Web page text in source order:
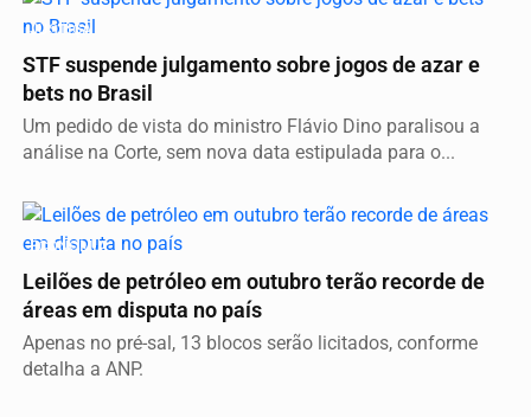
JUSTIÇA
STF suspende julgamento sobre jogos de azar e
bets no Brasil
Um pedido de vista do ministro Flávio Dino paralisou a
análise na Corte, sem nova data estipulada para o...
ECONOMIA
Leilões de petróleo em outubro terão recorde de
áreas em disputa no país
Apenas no pré-sal, 13 blocos serão licitados, conforme
detalha a ANP.